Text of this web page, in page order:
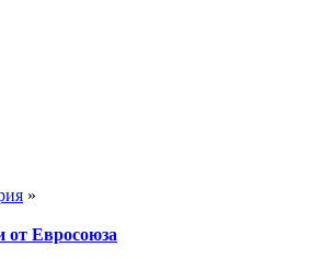
»
от Евросоюза